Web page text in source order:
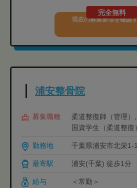
完全無料
現在の募集要項を確認
浦安整骨院
募集職種
柔道整復師（管理）
国資学生（柔道整復
勤務地 千葉県浦安市北栄1-
最寄駅 浦安(千葉) 徒歩1分
給与
＜常勤＞